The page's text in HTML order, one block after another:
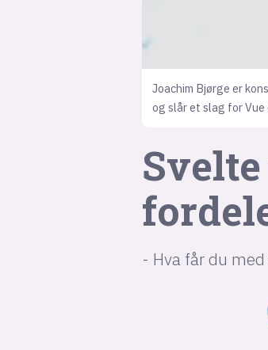
Joachim Bjørge er
og slår et slag for Vue
- Hva får du